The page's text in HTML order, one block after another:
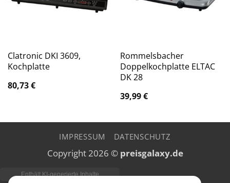
Clatronic DKI 3609,
Kochplatte
80,73€
Rommelsbacher
Doppelkochplatte ELTAC
DK 28
39,99€
IMPRESSUM DATENSCHUTZ
Copyright 2026 © preisgalaxy.de